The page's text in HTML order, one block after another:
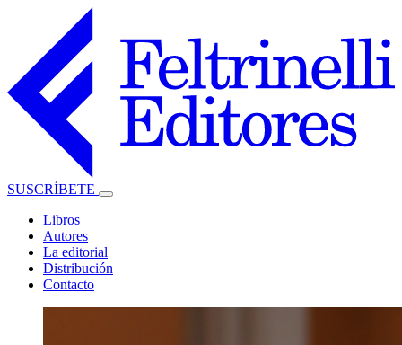
SUSCRÍBETE
Libros
Autores
La editorial
Distribución
Contacto